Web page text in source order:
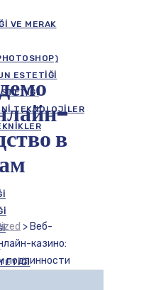
VE MERAK
ESTETIĞI
TEKNOLOJILER
в
> Веб-
казино:
подлинности